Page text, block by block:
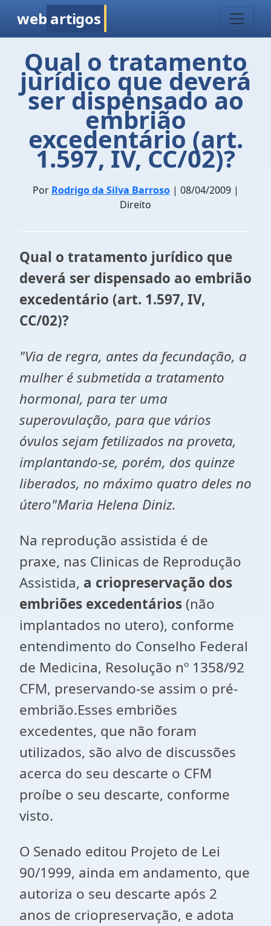
web artigos
Qual o tratamento
jurídico que deverá
ser dispensado ao
embrião
excedentário (art.
1.597, IV, CC/02)?
Por Rodrigo da Silva Barroso| 08/04/2009 |
Direito
Qual o tratamento jurídico que
deverá ser dispensado ao embrião
excedentário (art. 1.597, IV,
CC/02)?
"Via de regra, antes da fecundação, a
mulher é submetida a tratamento
hormonal, para ter uma
superovulação, para que vários
óvulos sejam fetilizados na proveta,
implantando-se, porém, dos quinze
liberados, no máximo quatro deles no
útero"Maria Helena Diniz.
Na reprodução assistida é de
praxe, nas Clinicas de Reprodução
Assistida, a criopreservação dos
embriões excedentários (não
implantados no utero), conforme
entendimento do Conselho Federal
de Medicina, Resolução nº 1358/92
CFM, preservando-se assim o pré-
embrião.Esses embriões
excedentes, que não foram
utilizados, são alvo de discussões
acerca do seu descarte o CFM
proíbe o seu descarte, conforme
visto.
O Senado editou Projeto de Lei
90/1999, ainda em andamento, que
autoriza o seu descarte após 2
anos de criopreservação, e adota